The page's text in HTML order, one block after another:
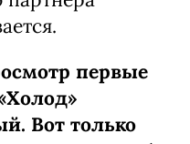
первые
Вот только